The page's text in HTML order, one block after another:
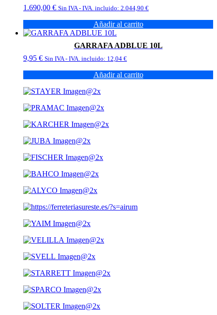
1.690,00 € Sin IVA - IVA. incluido: 2.044,90 €
Añadir al carrito
GARRAFA ADBLUE 10L
9,95 € Sin IVA - IVA. incluido: 12,04 €
Añadir al carrito